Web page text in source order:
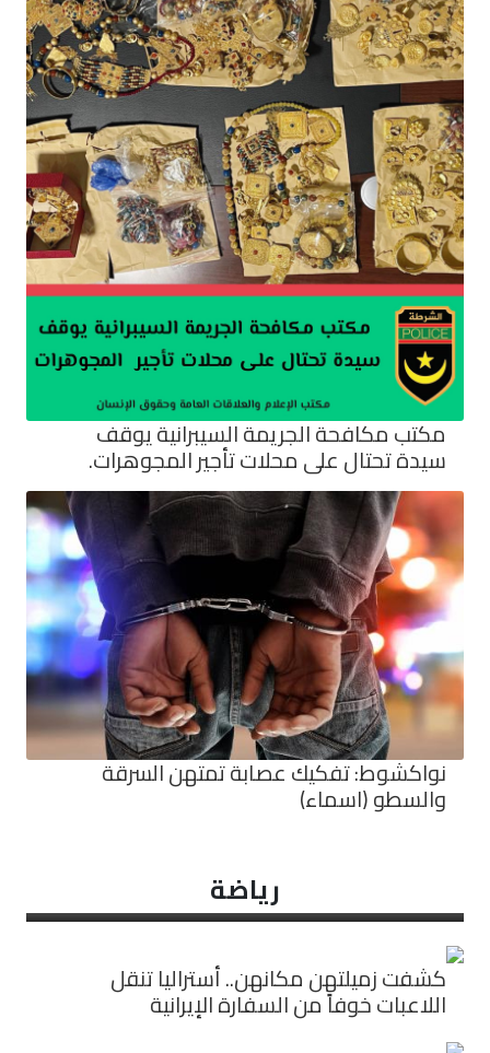
مكتب مكافحة الجريمة السيبرانية يوقف
سيدة تحتال على محلات تأجير المجوهرات.
نواكشوط: تفكيك عصابة تمتهن السرقة
والسطو (اسماء)
رياضة
كشفت زميلتهن مكانهن.. أستراليا تنقل
اللاعبات خوفاً من السفارة الإيرانية